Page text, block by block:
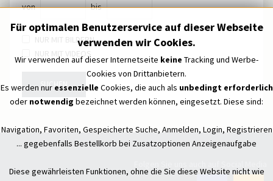
von bis
NUR MIT BILDERN
NUR MIT VIDEOS
SUCHEN
Für optimalen Benutzerservice auf dieser Webseite
verwenden wir Cookies.
Wir verwenden auf dieser Internetseite keine Tracking und Werbe-
Cookies von Drittanbietern.
Es werden nur essenzielle Cookies, die auch als unbedingt erforderlich
oder notwendig bezeichnet werden können, eingesetzt. Diese sind:
Navigation, Favoriten, Gespeicherte Suche, Anmelden, Login, Registrieren
... gegebenfalls Bestellkorb bei Zusatzoptionen Anzeigenaufgabe
Diese gewährleisten Funktionen, ohne die Sie diese Website nicht wie